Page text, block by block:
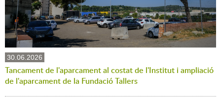
30.06.2026
Tancament de l'aparcament al costat de l'Institut i ampliació
de l'aparcament de la Fundació Tallers